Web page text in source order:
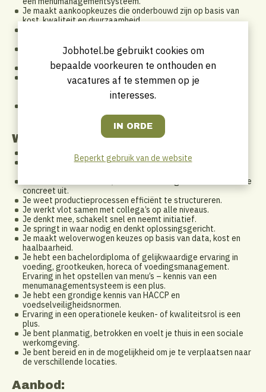
Je maakt aankoopkeuzes die onderbouwd zijn op basis van
kost, kwaliteit en duurzaamheid.
Je voert interne HACCP audits uit en maakt een actieplan op
Je geeft opleidingen rond HACCP en aankoop.
Je bent verantwoordelijk voor de opstart, coördinatie en
implementatie van verbeterprojecten m.b.t. kwaliteit,
efficiëntie en digitale tools.
klantgerichtheid, effectiviteit en efficiëntie.
Wie zoeken we?
Je hebt inzicht in ingrediënten, bereidingen en menuopbouw.
Je past HACCP strikt toe en bewaakt continu de
Je herkent inefficiënties, stelt verbeteringen voor en werkt ze
concreet uit.
Je weet productieprocessen efficiënt te structureren.
Je werkt vlot samen met collega’s op alle niveaus.
Je denkt mee, schakelt snel en neemt initiatief.
Je springt in waar nodig en denkt oplossingsgericht.
Je maakt weloverwogen keuzes op basis van data, kost en
haalbaarheid.
Je hebt een bachelordiploma of gelijkwaardige ervaring in
voeding, grootkeuken, horeca of voedingsmanagement.
Ervaring in het opstellen van menu’s – kennis van een
menumanagementsysteem is een plus.
Je hebt een grondige kennis van HACCP en
voedselveiligheidsnormen.
Ervaring in een operationele keuken- of kwaliteitsrol is een
plus.
Je bent planmatig, betrokken en voelt je thuis in een sociale
werkomgeving.
Je bent bereid en in de mogelijkheid om je te verplaatsen naar
de verschillende locaties.
Aanbod:
Jobhotel.be gebruikt cookies om
bepaalde voorkeuren te onthouden en
vacatures af te stemmen op je
interesses.
Beperkt gebruik van de website